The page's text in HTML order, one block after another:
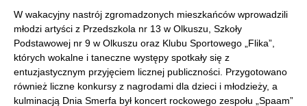
W wakacyjny nastrój zgromadzonych mieszkańców wprowadzili
młodzi artyści z Przedszkola nr 13 w Olkuszu, Szkoły
Podstawowej nr 9 w Olkuszu oraz Klubu Sportowego „Flika”,
których wokalne i taneczne występy spotkały się z
entuzjastycznym przyjęciem licznej publiczności. Przygotowano
również liczne konkursy z nagrodami dla dzieci i młodzieży, a
kulminacją Dnia Smerfa był koncert rockowego zespołu „Spaam”